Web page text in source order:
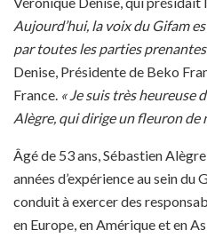
Aujourd’hui, la voix du Gifam
par toutes les parties prenantes
Denise, Présidente de Beko
France. « Je suis très heureuse
Alègre, qui dirige un fleuron de
Âgé de 53 ans, Sébastien
années d’expérience au sein du
conduit à exercer des
en Europe, en Amérique et en